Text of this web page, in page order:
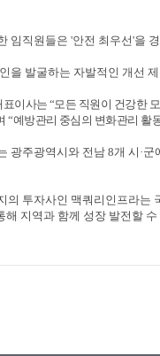
임직원들은 '안전 최우선'을
을 발굴하는 자발적인 개선
표이사는 “모든 직원이 건강한
“예방관리 중심의 변화관리 활
광주광역시와 전남8개 시 ·군
의 투자사인 맥쿼리인프라는
해 지역과 함께 성장 발전할